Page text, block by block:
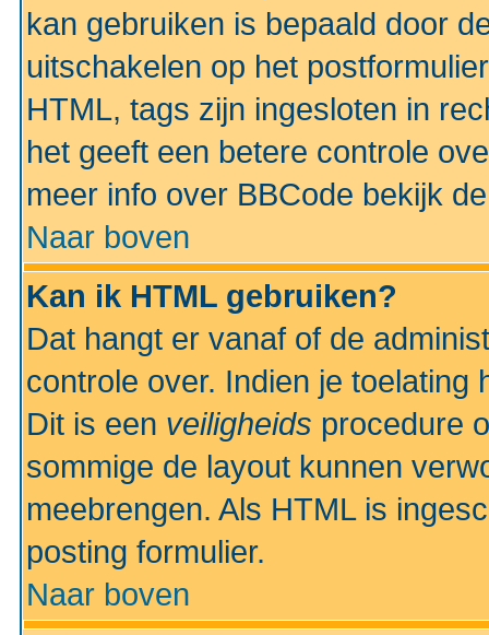
kan gebruiken is bepaald door
uitschakelen op het
HTML, tags zijn ingesloten in
het geeft een betere controle
meer info over BBCode bekijk
Naar boven
Kan ik HTML gebruiken?
Dat hangt er vanaf of de
controle over. Indien je
Dit is een veiligheids procedure
sommige de layout kunnen
meebrengen. Als HTML is
posting formulier.
Naar boven